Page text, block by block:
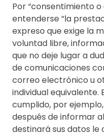
Por “consentimiento
entenderse “la
expreso que exige la
voluntad libre,
que no deje lugar a
de comunicaciones
correo electrónico u
individual
cumplido, por
después de informar
destinará sus datos